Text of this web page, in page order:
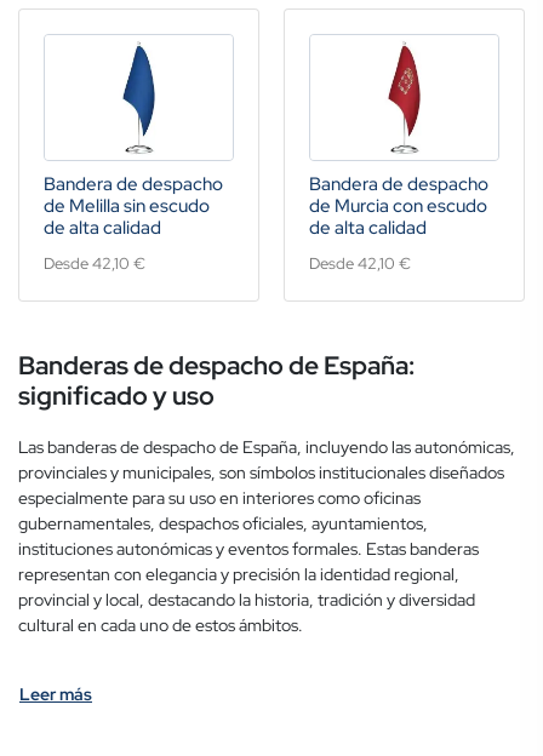
Bandera de despacho
de Melilla sin escudo
de alta calidad
Desde 42,10 €
Bandera de despacho
de Murcia con escudo
de alta calidad
Desde 42,10 €
Banderas de despacho de España:
significado y uso
Las banderas de despacho de España, incluyendo las autonómicas,
provinciales y municipales, son símbolos institucionales diseñados
especialmente para su uso en interiores como oficinas
gubernamentales, despachos oficiales, ayuntamientos,
instituciones autonómicas y eventos formales. Estas banderas
representan con elegancia y precisión la identidad regional,
provincial y local, destacando la historia, tradición y diversidad
cultural en cada uno de estos ámbitos.
Leer más